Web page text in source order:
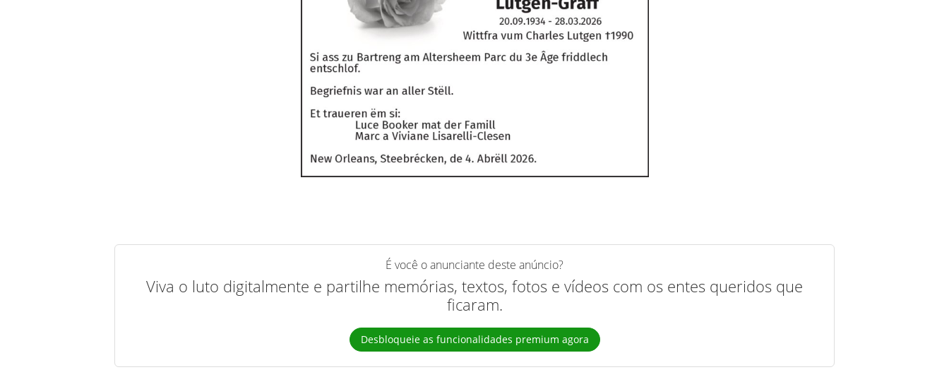
É você o anunciante deste anúncio?
Viva o luto digitalmente e partilhe memórias, textos, fotos e vídeos com os entes queridos que
ficaram.
Desbloqueie as funcionalidades premium agora